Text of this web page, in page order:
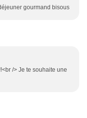
gourmand bisous
/> Je te souhaite une